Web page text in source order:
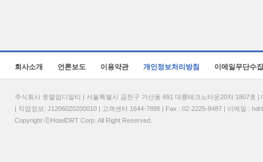
회사소개 언론보도 이용약관 개인정보처리방침 이메일무단수
주식회사 호텔업디알티 | 서울특별시 금천구 가산동 691 대륭테크노타운20차 1807
| 직업정보: J1206020200010 | 고객센터 1644-7896 | Fax : 02-2225-8487 | 이메일 :
Copyright ⓒHotelDRT Corp. All Right Reserved.